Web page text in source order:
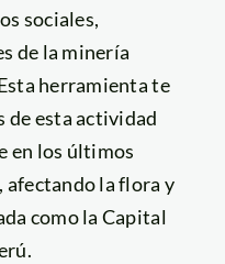
sociales,
de la minería
herramienta te
de esta actividad
en los últimos
afectando la flora y
como la Capital